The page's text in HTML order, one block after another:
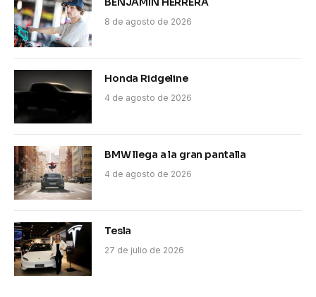
8 de agosto de 2026
Honda Ridgeline
4 de agosto de 2026
BMW llega a la gran pantalla
4 de agosto de 2026
Tesla
27 de julio de 2026